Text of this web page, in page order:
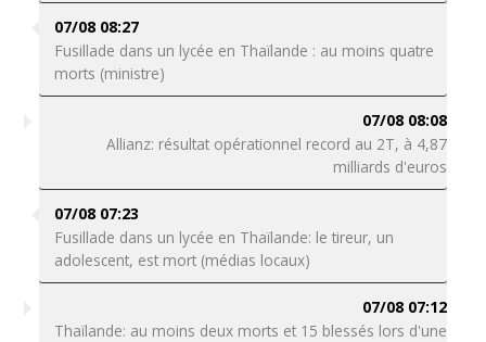
07/08 08:27
Fusillade dans un lycée en Thaïlande : au moins quatre
morts (ministre)
07/08 08:08
Allianz: résultat opérationnel record au 2T, à 4,87
milliards d'euros
07/08 07:23
Fusillade dans un lycée en Thaïlande: le tireur, un
adolescent, est mort (médias locaux)
07/08 07:12
Thaïlande: au moins deux morts et 15 blessés lors d'une